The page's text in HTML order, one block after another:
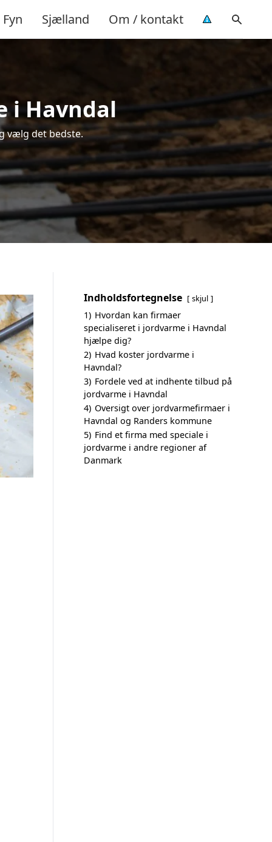
Fyn Sjælland Om / kontakt
i Havndal
vælg det bedste.
Indholdsfortegnelse skjul
1) Hvordan kan firmaer
specialiseret i jordvarme i Havndal
hjælpe dig?
2) Hvad koster jordvarme i
Havndal?
3) Fordele ved at indhente tilbud på
jordvarme i Havndal
4) Oversigt over jordvarmefirmaer i
Havndal og Randers kommune
5) Find et firma med speciale i
jordvarme i andre regioner af
Danmark